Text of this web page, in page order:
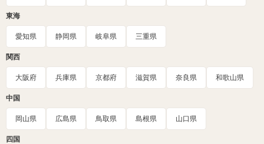
東海
愛知県 静岡県 岐阜県 三重県
関西
大阪府 兵庫県 京都府 滋賀県 奈良県 和歌山県
中国
岡山県 広島県 鳥取県 島根県 山口県
四国